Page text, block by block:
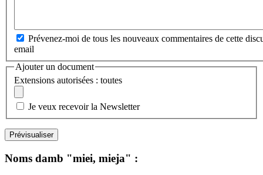
Prévenez-moi de tous les nouveaux commentaires de cette
email
Ajouter un document
Extensions autorisées : toutes
Je veux recevoir la Newsletter
Noms damb "miei, mieja" :